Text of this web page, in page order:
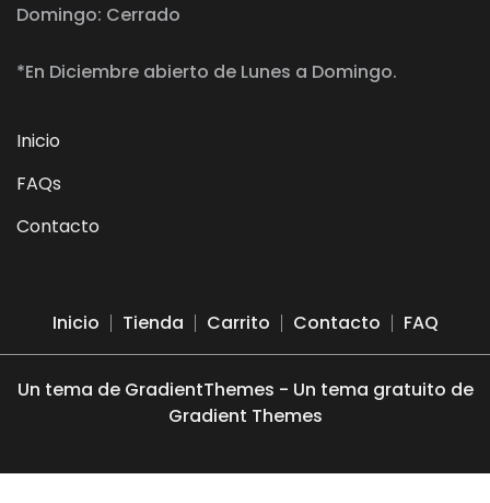
Domingo: Cerrado
*En Diciembre abierto de Lunes a Domingo.
Inicio
FAQs
Contacto
Inicio Tienda Carrito Contacto FAQ
Un tema de GradientThemes - Un tema gratuito de
Gradient Themes